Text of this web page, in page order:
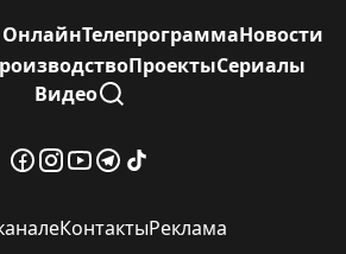
ОнлайнТелепрограммаНовости
ПроектыСериалы
Видео
КонтактыРеклама